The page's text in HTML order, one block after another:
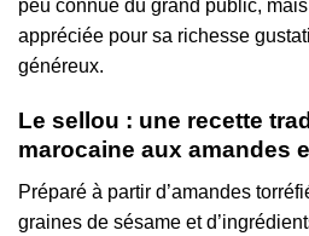
peu connue du grand public,
appréciée pour sa richesse
généreux.
Le sellou : une recette
marocaine aux amandes
Préparé à partir d’amandes
graines de sésame et